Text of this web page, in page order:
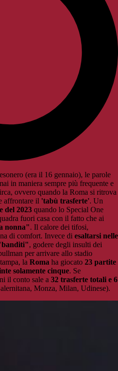
(era il 16 gennaio), le parole
in maniera sempre più frequente e
ovvero quando la Roma si ritrova
affrontare il 'tabù trasferte'. Un
del 2023 quando lo Special One
fuori casa con il fatto che ai
nonna". Il calore dei tifosi,
di comfort. Invece di esaltarsi nelle
, godere degli insulti dei
per arrivare allo stadio
la Roma ha giocato 23 partite
solamente cinque. Se
il conto sale a 32 trasferte totali e 6
Monza, Milan, Udinese).